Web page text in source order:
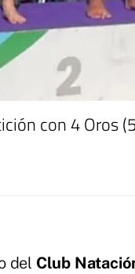
con 4 Oros
del Club